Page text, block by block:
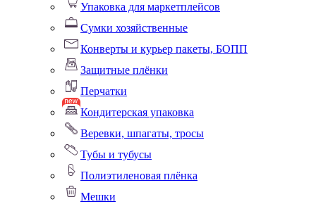
Упаковка для маркетплейсов
Сумки хозяйственные
Конверты и курьер пакеты, БОПП
Защитные плёнки
Перчатки
Кондитерская упаковка
Веревки, шпагаты, тросы
Тубы и тубусы
Полиэтиленовая плёнка
Мешки